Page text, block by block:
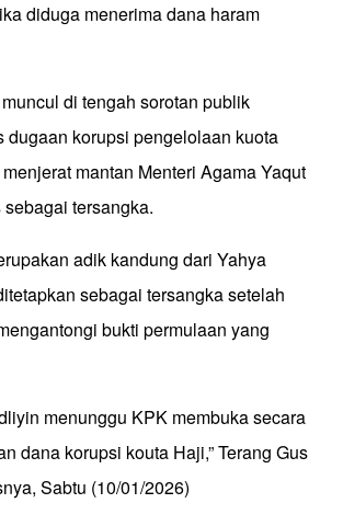
diduga menerima dana haram
di tengah sorotan publik
dugaan korupsi pengelolaan kuota
mantan Menteri Agama Yaqut
tersangka.
adik kandung dari Yahya
sebagai tersangka setelah
bukti permulaan yang
menunggu KPK membuka secara
dana korupsi kouta Haji,” Terang Gus
Sabtu (10/01/2026)